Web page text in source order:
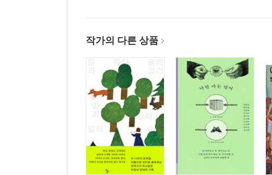
작가의 다른 상품